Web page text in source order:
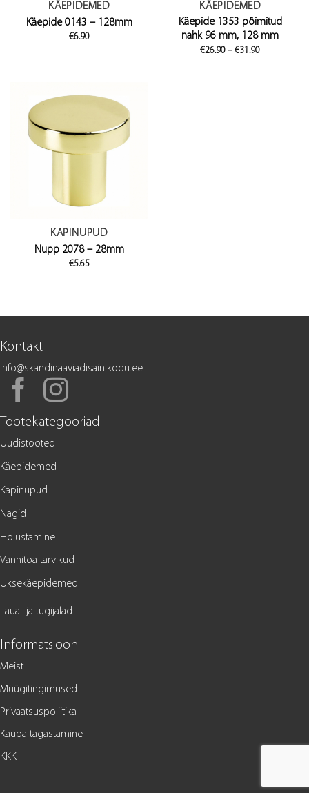
KÄEPIDEMED
Käepide 0143 – 128mm
€6.90
KÄEPIDEMED
Käepide 1353 põimitud
nahk 96 mm, 128 mm
€26.90 – €31.90Price
KAPINUPUD
Nupp 2078 – 28mm
€5.65
Kontakt
info@skandinaaviadisainikodu.ee
Tootekategooriad
Uudistooted
Käepidemed
Kapinupud
Nagid
Hoiustamine
Vannitoa tarvikud
Uksekäepidemed
Laua- ja tugijalad
Informatsioon
Meist
Müügitingimused
Privaatsuspoliitika
Kauba tagastamine
KKK